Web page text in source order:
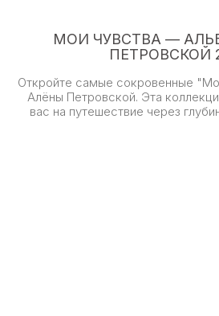
МОИ ЧУВСТВА —
ПЕТРОВСКОЙ
Откройте самые сокровенные
Алёны Петровской. Эта
вас на путешествие через